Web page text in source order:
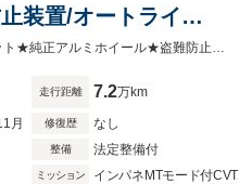
装置/オートライ
ウ/ABS
★社外ナビ★バックカメラ★ETC★スペアキー★オートエアコン★TV★純正フロアマット★純正アルミホイール★盗難防止装置★オートライト★MTモード付AT★パワーステアリング★パワーウ
走行距離 7.2万km
月 修復歴 なし
整備 法定整備付
ミッション インパネMTモード付CVT